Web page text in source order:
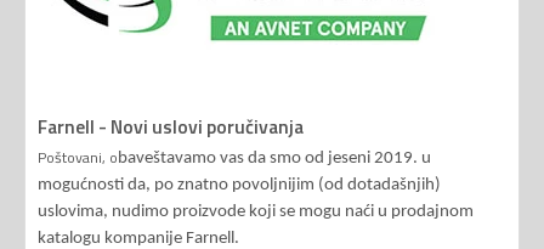
Farnell - Novi uslovi poručivanja
Poštovani, o baveštavamo vas da smo od jeseni 2019. u
mogućnosti da, po znatno povoljnijim (od dotadašnjih)
uslovima, nudimo proizvode koji se mogu naći u prodajnom
katalogu kompanije Farnell.